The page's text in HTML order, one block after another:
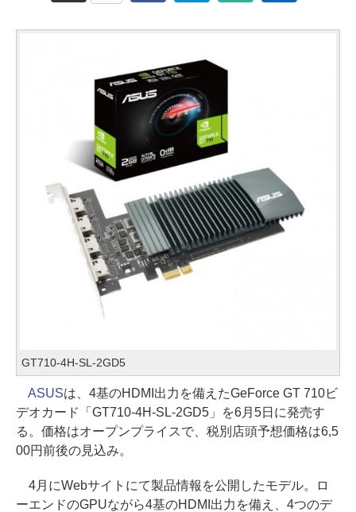
GT710-4H-SL-2GD5
ASUSは、4基のHDMI出力を備えたGeForce GT 710ビ
デオカード「GT710-4H-SL-2GD5」を6月5日に発売す
る。価格はオープンプライスで、税別店頭予想価格は6,5
00円前後の見込み。
4月にWebサイトにて製品情報を公開したモデル。ロ
ーエンドのGPUながら4基のHDMI出力を備え、4つのデ